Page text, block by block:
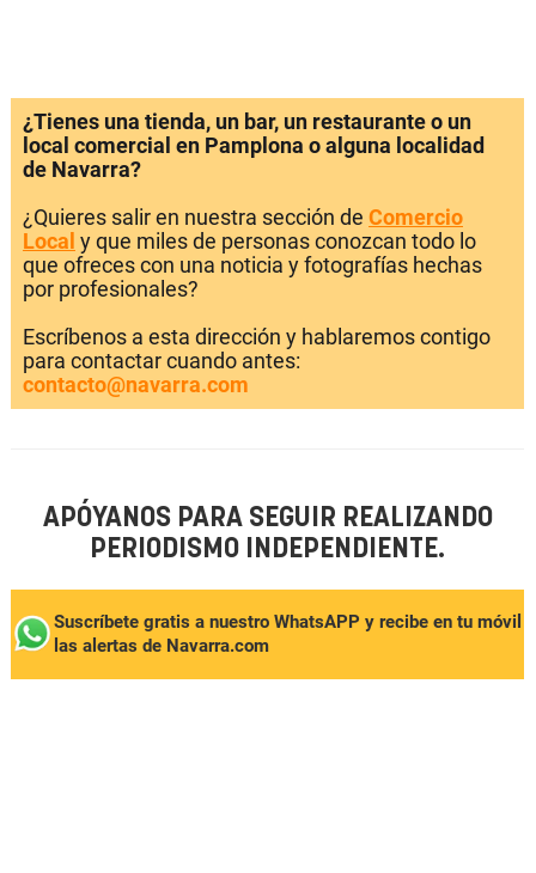
¿Tienes una tienda, un bar, un restaurante o un
local comercial en Pamplona o alguna localidad
de Navarra?
¿Quieres salir en nuestra sección de Comercio
Local y que miles de personas conozcan todo lo
que ofreces con una noticia y fotografías hechas
por profesionales?
Escríbenos a esta dirección y hablaremos contigo
para contactar cuando antes:
contacto@navarra.com
APÓYANOS PARA SEGUIR REALIZANDO
PERIODISMO INDEPENDIENTE.
Suscríbete gratis a nuestro WhatsAPP y recibe en tu móvil
las alertas de Navarra.com